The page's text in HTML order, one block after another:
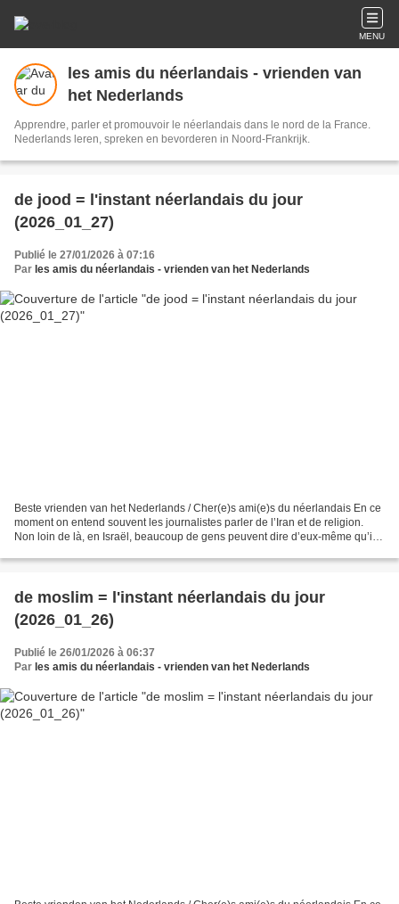
MENU
les amis du néerlandais - vrienden van
het Nederlands
Apprendre, parler et promouvoir le néerlandais dans le nord de la France.
Nederlands leren, spreken en bevorderen in Noord-Frankrijk.
de jood = l'instant néerlandais du jour
(2026_01_27)
Publié le 27/01/2026 à 07:16
Par les amis du néerlandais - vrienden van het Nederlands
Beste vrienden van het Nederlands / Cher(e)s ami(e)s du néerlandais En ce
moment on entend souvent les journalistes parler de l’Iran et de religion.
Non loin de là, en Israël, beaucoup de gens peuvent dire d’eux-même qu’ils
de moslim = l'instant néerlandais du jour
(2026_01_26)
Publié le 26/01/2026 à 06:37
Par les amis du néerlandais - vrienden van het Nederlands